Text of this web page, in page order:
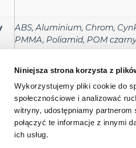
Niniejsza strona korzysta z
Wykorzystujemy pliki cookie do
społecznościowe i analizować
witryny, udostępniamy
połączyć te informacje z innymi
ich usług.
ABS, Aluminium, Chrom,
PMMA, Poliamid, POM czarny
Znakowanie grafik,
ELTRON Sp. z o.